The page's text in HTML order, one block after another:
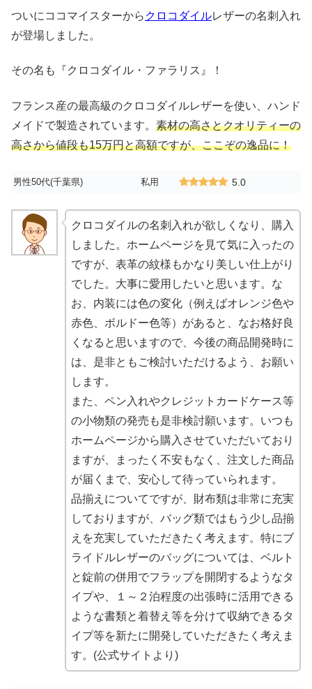
ついにココマイスターから クロコダイルレザーの名刺入れ
が登場しました。
その名も『クロコダイル・ファラリス』！
フランス産の最高級のクロコダイルレザーを使い、ハンド
メイドで製造されています。 素材の高さとクオリティーの
高さから値段も15万円と高額ですが、ここぞの逸品に！
男性50代(千葉県) 私用 5.0
クロコダイルの名刺入れが欲しくなり、購入
しました。ホームページを見て気に入ったの
ですが、表革の紋様もかなり美しい仕上がり
でした。大事に愛用したいと思います。な
お、内装には色の変化（例えばオレンジ色や
赤色、ボルドー色等）があると、なお格好良
くなると思いますので、今後の商品開発時に
は、是非ともご検討いただけるよう、お願い
します。
また、ペン入れやクレジットカードケース等
の小物類の発売も是非検討願います。いつも
ホームページから購入させていただいており
ますが、まったく不安もなく、注文した商品
が届くまで、安心して待っていられます。
品揃えについてですが、財布類は非常に充実
しておりますが、バッグ類ではもう少し品揃
えを充実していただきたく考えます。特にブ
ライドルレザーのバッグについては、ベルト
と錠前の併用でフラップを開閉するようなタ
イプや、１～２泊程度の出張時に活用できる
ような書類と着替え等を分けて収納できるタ
イプ等を新たに開発していただきたく考えま
す。(公式サイトより)